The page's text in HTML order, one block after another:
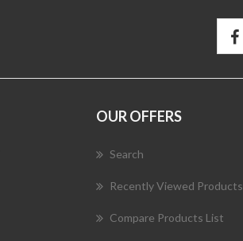
OUR OFFERS
Search
Recently Viewed Products
Compare Products List